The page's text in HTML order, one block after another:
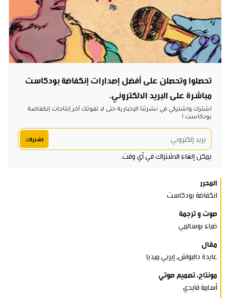
المحرر
انكفاضة بودكاست
صوت و ترجمة
ضياء بوسالمي
مقال
عايدة دالبواش, إيربي ميديا
مونتاج، تصميم صوتي
أسامة قايدي
تحصلوا وتحصلن على أفضل إصدارات إنكفاضة بودكاست
مباشرة على البريد الالكتروني.
اشترك واشتركي في نشرتنا الإخبارية حتى لا تفوتك آخر إنتاجات إنكفاضة
بودكاست !
اشتراك
يمكن إلغاء الاشتراك في أي وقت.